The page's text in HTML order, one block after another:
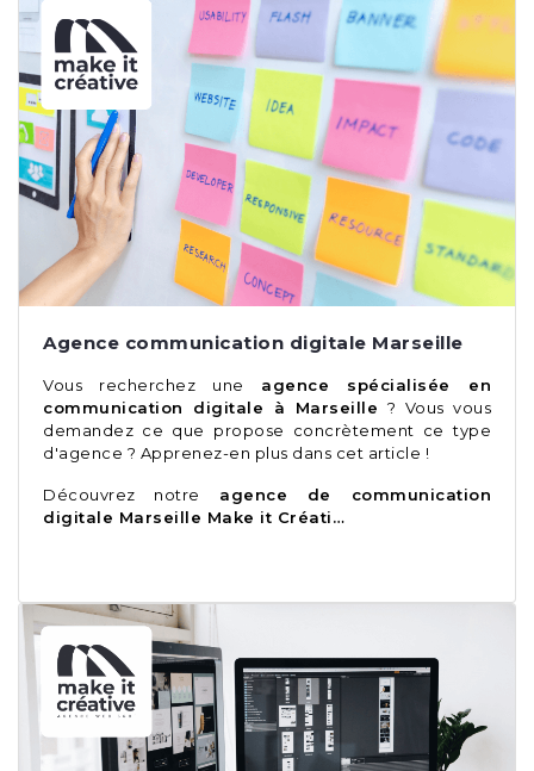
Agence communication digitale Marseille
Vous recherchez une agence spécialisée en
communication digitale à Marseille ? Vous vous
demandez ce que propose concrètement ce type
d'agence ? Apprenez-en plus dans cet article !
Découvrez notre
agence de communication
digitale Marseille Make it Créati…